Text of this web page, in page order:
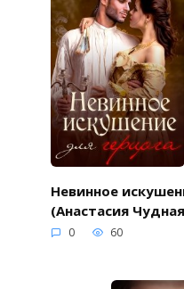
Невинное
(Анастасия
0 60